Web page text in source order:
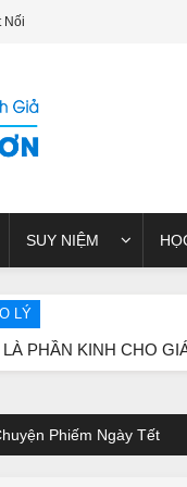
Nối
SUY NIỆM
CHO GIÁO LÝ GIÁO
Phiếm Ngày Tết